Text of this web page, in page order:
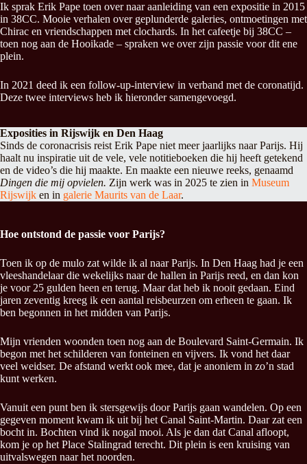
Ik sprak Erik Pape toen over naar aanleiding van een expositie in 2015
in 38CC. Mooie verhalen over geplunderde galeries, ontmoetingen met
Chirac en vriendschappen met clochards. In het cafeetje bij 38CC –
toen nog aan de Hooikade – spraken we over zijn passie voor dit ene
plein.
In 2021 deed ik een follow-up-interview in verband met de coronatijd.
Deze twee interviews heb ik hieronder samengevoegd.
Exposities in Rijswijk en Den Haag
Sinds de coronacrisis reist Erik Pape niet meer jaarlijks naar Parijs. Hij
haalt nu inspiratie uit de vele, vele notitieboeken die hij heeft getekend
en de video’s die hij maakte. En maakte een nieuwe reeks, genaamd
Dingen die mij opvielen. Zijn werk was in 2025 te zien in Museum
Rijswijk en in galerie Maurits van de Laar.
Hoe ontstond de passie voor Parijs?
Toen ik op de mulo zat wilde ik al naar Parijs. In Den Haag had je een
vleeshandelaar die wekelijks naar de hallen in Parijs reed, en dan kon
je voor 25 gulden heen en terug. Maar dat heb ik nooit gedaan. Eind
jaren zeventig kreeg ik een aantal reisbeurzen om erheen te gaan. Ik
ben begonnen in het midden van Parijs.
Mijn vrienden woonden toen nog aan de Boulevard Saint-Germain. Ik
begon met het schilderen van fonteinen en vijvers. Ik vond het daar
veel weidser. De afstand werkt ook mee, dat je anoniem in zo’n stad
kunt werken.
Vanuit een punt ben ik stersgewijs door Parijs gaan wandelen. Op een
gegeven moment kwam ik uit bij het Canal Saint-Martin. Daar zat een
bocht in. Bochten vind ik nogal mooi. Als je dan dat Canal afloopt,
kom je op het Place Stalingrad terecht. Dit plein is een kruising van
uitvalswegen naar het noorden.